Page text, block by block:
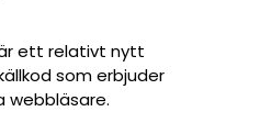
ett relativt nytt
som erbjuder